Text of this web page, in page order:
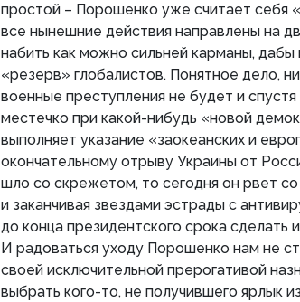
простой – Порошенко уже считает себя
все нынешние действия направлены на
набить как можно сильней карманы, дабы
«резерв» глобалистов. Понятное дело,
военные преступления не будет и
местечко при какой-нибудь «новой
выполняет указание «заокеанских и
окончательному отрыву Украины от
шло со скрежетом, то сегодня он рвет
и заканчивая звездами эстрады с
до конца президентского срока сделать
И радоваться уходу Порошенко нам не
своей исключительной прерогативой
выбрать кого-то, не получившего ярлык